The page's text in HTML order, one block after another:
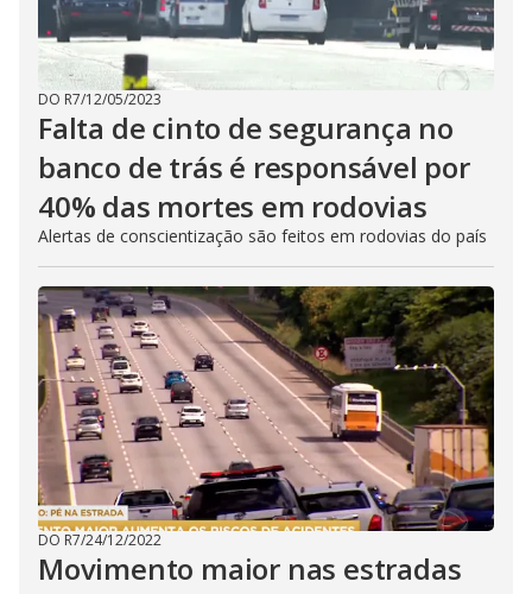
DO R7/12/05/2023
Falta de cinto de segurança no
banco de trás é responsável por
40% das mortes em rodovias
Alertas de conscientização são feitos em rodovias do país
DO R7/24/12/2022
Movimento maior nas estradas